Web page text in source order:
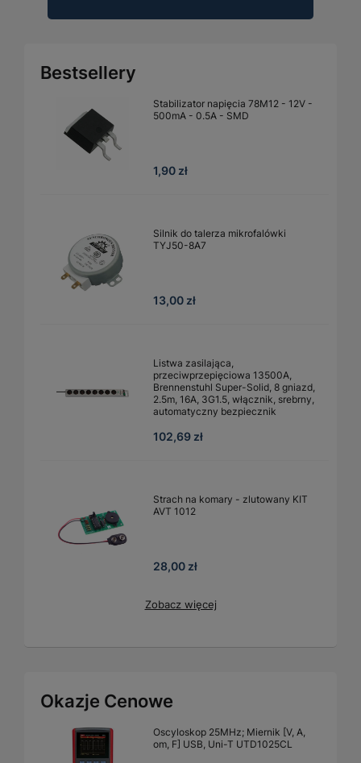
Bestsellery
Stabilizator napięcia 78M12 - 12V -
500mA - 0.5A - SMD
1,90 zł
Silnik do talerza mikrofalówki
TYJ50-8A7
13,00 zł
Listwa zasilająca,
przeciwprzepięciowa 13500A,
Brennenstuhl Super-Solid, 8 gniazd,
2.5m, 16A, 3G1.5, włącznik, srebrny,
automatyczny bezpiecznik
102,69 zł
Strach na komary - zlutowany KIT
AVT 1012
28,00 zł
Zobacz więcej
Okazje Cenowe
Oscyloskop 25MHz; Miernik [V, A,
om, F] USB, Uni-T UTD1025CL